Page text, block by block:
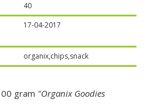
40
17-04-2017
organix,chips,snack
gram "Organix Goodies